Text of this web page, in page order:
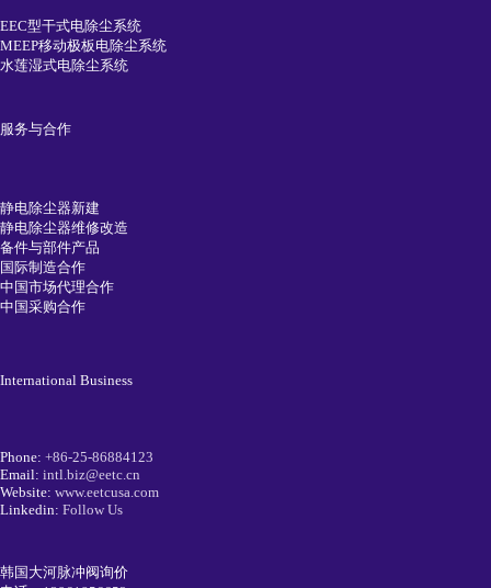
EEC型干式电除尘系统
MEEP移动极板电除尘系统
水莲湿式电除尘系统
服务与合作
静电除尘器新建
静电除尘器维修改造
备件与部件产品
国际制造合作
中国市场代理合作
中国采购合作
International Business
Phone: +86-25-86884123
Email: intl.biz@eetc.cn
Website: www.eetcusa.com
Linkedin: Follow Us
韩国大河脉冲阀询价